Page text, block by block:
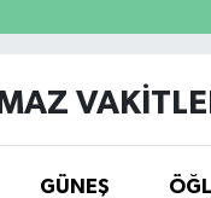
GÜNEŞ